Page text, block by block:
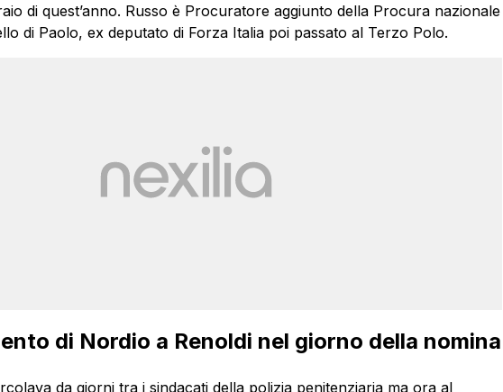
di quest’anno. Russo è Procuratore aggiunto della Procura nazionale
di Paolo, ex deputato di Forza Italia poi passato al Terzo Polo.
di Nordio a Renoldi nel giorno della nomina
da giorni tra i sindacati della polizia penitenziaria ma ora al